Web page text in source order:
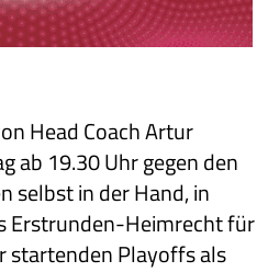
Head Coach Artur
ab 19.30 Uhr gegen den
selbst in der Hand, in
Erstrunden-Heimrecht für
startenden Playoffs als